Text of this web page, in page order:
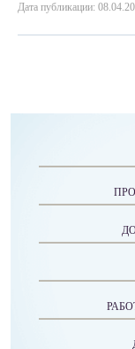
Дата публикации: